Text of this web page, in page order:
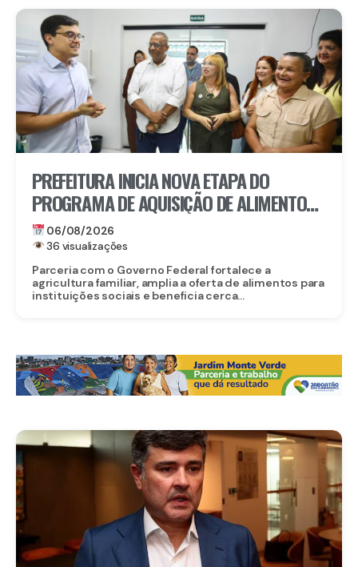
PREFEITURA INICIA NOVA ETAPA DO
PROGRAMA DE AQUISIÇÃO DE ALIMENTOS E
ANUNCIA CRIAÇÃO DO PAA RECIFE
06/08/2026
36 visualizações
Parceria com o Governo Federal fortalece a
agricultura familiar, amplia a oferta de alimentos para
instituições sociais e beneficia cerca...